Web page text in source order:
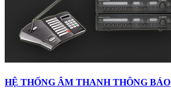
HỆ THỐNG ÂM THANH THÔNG BÁO